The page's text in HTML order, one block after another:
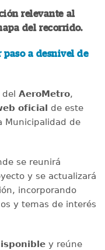
relevante al
del recorrido.
paso a desnivel de
del AeroMetro,
oficial de este
Municipalidad de
se reunirá
y se actualizará
incorporando
y temas de interés
y reúne